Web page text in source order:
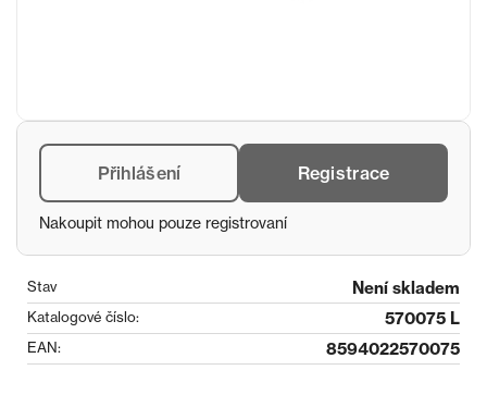
Přihlášení Registrace
Nakoupit mohou pouze registrovaní
Stav Není skladem
Katalogové číslo: 570075 L
EAN: 8594022570075